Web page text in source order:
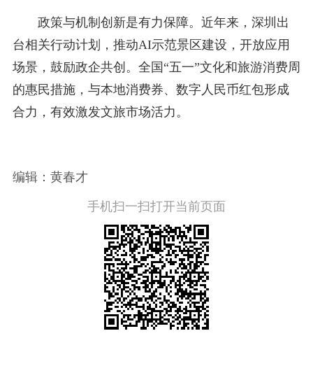
政策与机制创新是有力保障。近年来，深圳出
台相关行动计划，推动AI示范景区建设，开放应用
场景，鼓励政企共创。全国“五一”文化和旅游消费周
的惠民措施，与本地消费券、数字人民币红包形成
合力，有效激发文旅市场活力。
编辑：黄春才
手机扫一扫打开当前页面